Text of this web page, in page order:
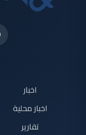
اخبار
اخبار محلية
تقارير